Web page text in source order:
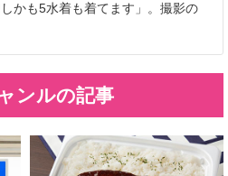
かも5水着も着てます」。撮影の
ンルの記事